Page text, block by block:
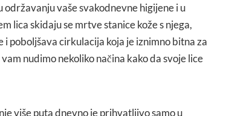
vaše svakodnevne higijene i u
lica skidaju se mrtve stanice kože s njega,
i poboljšava cirkulacija koja je iznimno bitna za
nudimo nekoliko načina kako da svoje lice
više puta dnevno je prihvatljivo samo u